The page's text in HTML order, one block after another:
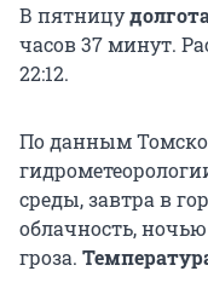
В пятницу
часов 37 минут.
22:12.
По данным
среды, завтра в
облачность,
гроза.